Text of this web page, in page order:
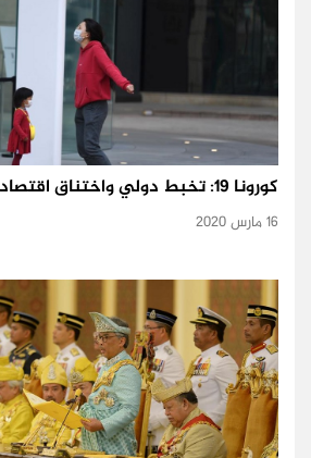
كورونا 19: تخبط دولي واختناق اقتصادي
16 مارس 2020